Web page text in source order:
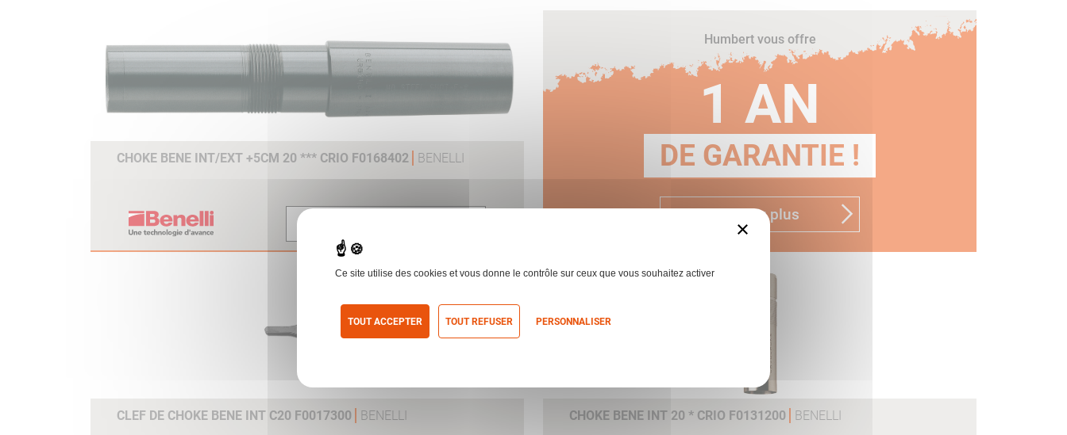
CHOKE BENE INT/EXT +5CM 20 *** CRIO F0168402 BENELLI
Humbert vous offre
1 AN
DE GARANTIE !
En savoir plus
CLEF DE CHOKE BENE INT C20 F0017300 BENELLI CHOKE BENE INT 20 * CRIO F0131200 BENELLI
×
Ce site utilise des cookies et vous donne le contrôle sur ceux que vous souhaitez activer
TOUT ACCEPTER TOUT REFUSER PERSONNALISER